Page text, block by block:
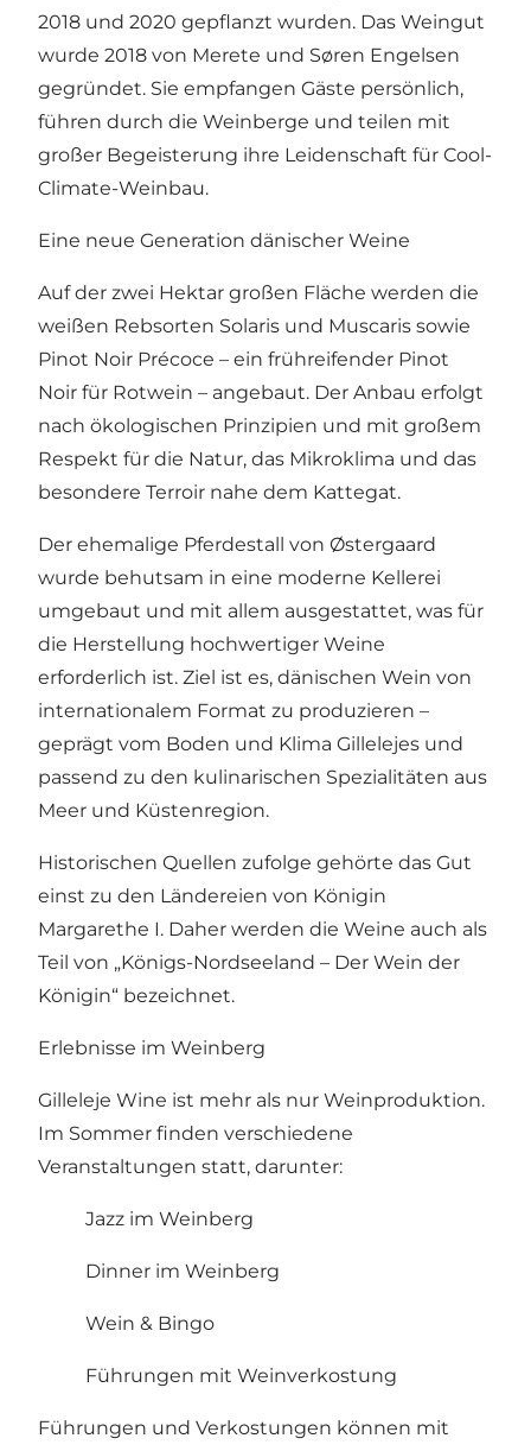
2018 und 2020 gepflanzt wurden. Das Weingut
wurde 2018 von Merete und Søren Engelsen
gegründet. Sie empfangen Gäste persönlich,
führen durch die Weinberge und teilen mit
großer Begeisterung ihre Leidenschaft für Cool-
Climate-Weinbau.
Eine neue Generation dänischer Weine
Auf der zwei Hektar großen Fläche werden die
weißen Rebsorten Solaris und Muscaris sowie
Pinot Noir Précoce – ein frühreifender Pinot
Noir für Rotwein – angebaut. Der Anbau erfolgt
nach ökologischen Prinzipien und mit großem
Respekt für die Natur, das Mikroklima und das
besondere Terroir nahe dem Kattegat.
Der ehemalige Pferdestall von Østergaard
wurde behutsam in eine moderne Kellerei
umgebaut und mit allem ausgestattet, was für
die Herstellung hochwertiger Weine
erforderlich ist. Ziel ist es, dänischen Wein von
internationalem Format zu produzieren –
geprägt vom Boden und Klima Gillelejes und
passend zu den kulinarischen Spezialitäten aus
Meer und Küstenregion.
Historischen Quellen zufolge gehörte das Gut
einst zu den Ländereien von Königin
Margarethe I. Daher werden die Weine auch als
Teil von „Königs-Nordseeland – Der Wein der
Königin“ bezeichnet.
Erlebnisse im Weinberg
Gilleleje Wine ist mehr als nur Weinproduktion.
Im Sommer finden verschiedene
Veranstaltungen statt, darunter:
Jazz im Weinberg
Dinner im Weinberg
Wein & Bingo
Führungen mit Weinverkostung
Führungen und Verkostungen können mit